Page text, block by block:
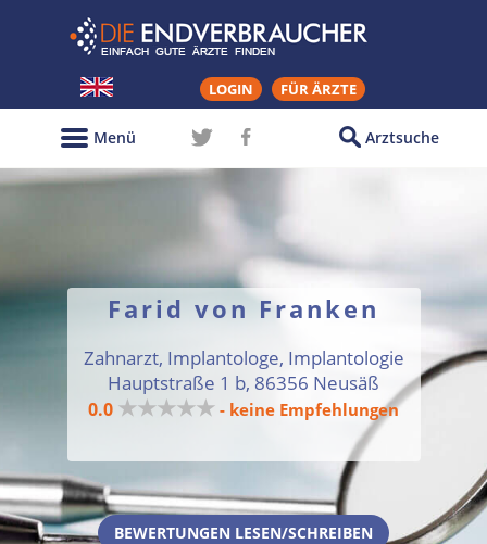
LOGIN FÜR ÄRZTE
Arztsuche
Menü
Farid von Franken
Zahnarzt, Implantologe, Implantologie
Hauptstraße 1 b, 86356 Neusäß
0.0 ★★★★★ - keine Empfehlungen
BEWERTUNGEN LESEN/SCHREIBEN